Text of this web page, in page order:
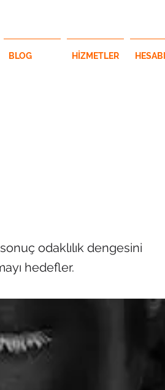
BLOG HİZMETLER
odaklılık dengesini
hedefler.